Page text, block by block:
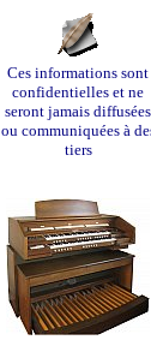
Ces informations sont
confidentielles et ne
seront jamais diffusées
ou communiquées à
tiers